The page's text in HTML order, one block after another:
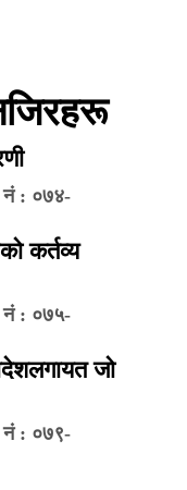
नं : ०७४-
कर्तव्य
नं : ०७५-
जो
नं : ०७९-